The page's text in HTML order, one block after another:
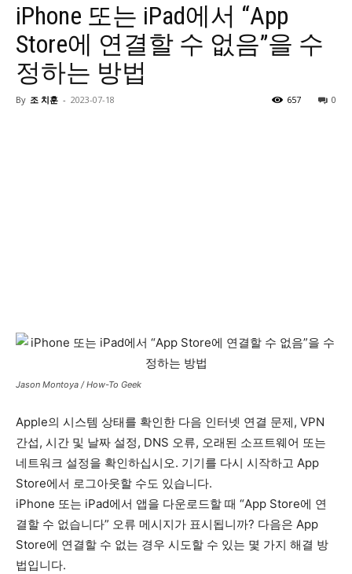
iPhone 또는 iPad에서 “App
Store에 연결할 수 없음”을 수
정하는 방법
By 조 치훈 - 2023-07-18 0
657
Jason Montoya / How-To Geek
Apple의 시스템 상태를 확인한 다음 인터넷 연결 문제, VPN
간섭, 시간 및 날짜 설정, DNS 오류, 오래된 소프트웨어 또는
네트워크 설정을 확인하십시오. 기기를 다시 시작하고 App
Store에서 로그아웃할 수도 있습니다.
iPhone 또는 iPad에서 앱을 다운로드할 때 “App Store에 연
결할 수 없습니다” 오류 메시지가 표시됩니까? 다음은 App
Store에 연결할 수 없는 경우 시도할 수 있는 몇 가지 해결 방
법입니다.